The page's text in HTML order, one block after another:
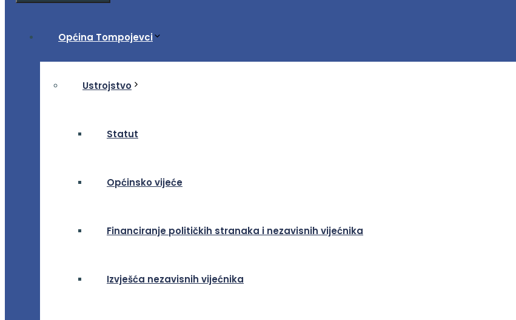
Općina Tompojevci
Ustrojstvo
Statut
Općinsko vijeće
Financiranje političkih stranaka i nezavisnih vijećnika
Izvješća nezavisnih vijećnika